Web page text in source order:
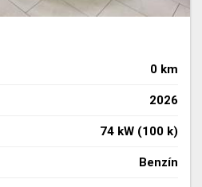
0 km
2026
74 kW (100 k)
Benzín